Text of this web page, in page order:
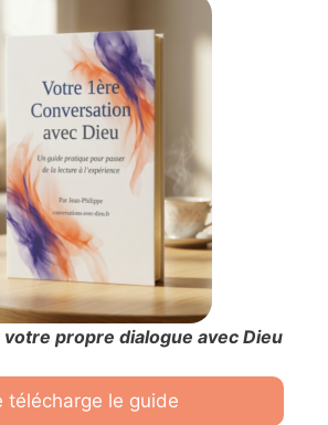
propre dialogue avec Dieu
télécharge le guide